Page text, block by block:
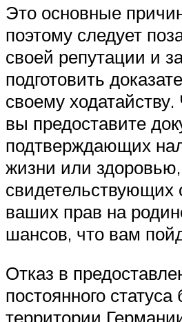
Это основные
поэтому следует
своей репутации и
подготовить
своему
вы предоставите
подтверждающих
жизни или
свидетельствующих
ваших прав на
шансов, что вам
Отказ в
постоянного
территории